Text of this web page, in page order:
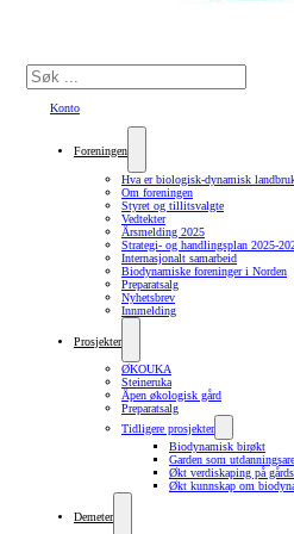
Søk
Konto
Foreningen
Hva er biologisk-dynamisk
Om foreningen
Styret og tillitsvalgte
Vedtekter
Årsmelding 2025
Strategi- og handlingsplan 2025-
Internasjonalt samarbeid
Biodynamiske foreninger i Norden
Preparatsalg
Nyhetsbrev
Innmelding
Prosjekter
ØKOUKA
Steineruka
Åpen økologisk gård
Preparatsalg
Tidligere prosjekter
Biodynamisk birøkt
Garden som
Økt verdiskaping på
Økt kunnskap om
Demeter